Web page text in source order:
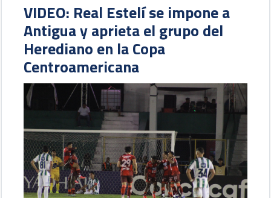
VIDEO: Real Estelí se impone a
Antigua y aprieta el grupo del
Herediano en la Copa
Centroamericana